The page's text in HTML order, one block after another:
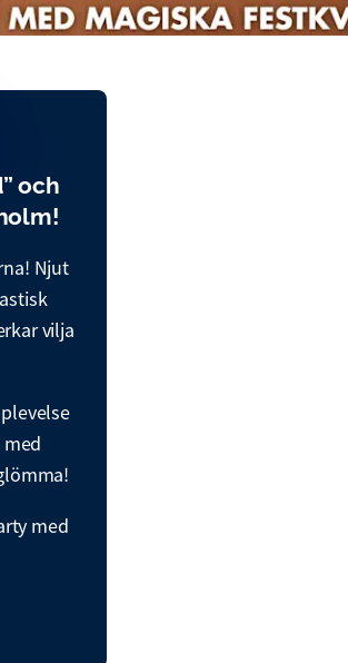
och
Njut
vilja
med